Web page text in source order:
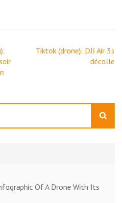
Tiktok (drone): DJI Air 3s
décolle
Of A Drone With Its